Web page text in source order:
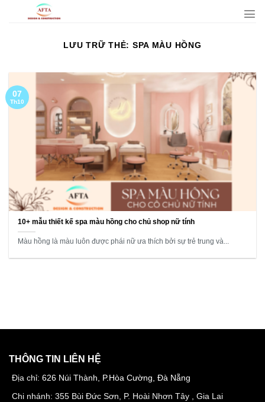
LƯU TRỮ THẺ: SPA MÀU HỒNG
10+ mẫu thiết kế spa màu hồng cho chủ shop nữ tính
Màu hồng là màu luôn được phái nữ ưa thích bởi sự trẻ trung và...
07
Th10
THÔNG TIN LIÊN HỆ
Địa chỉ: 626 Núi Thành, P.Hòa Cường, Đà Nẵng
Chi nhánh: 355 Bùi Đức Sơn, P. Hoài Nhơn Tây , Gia Lai